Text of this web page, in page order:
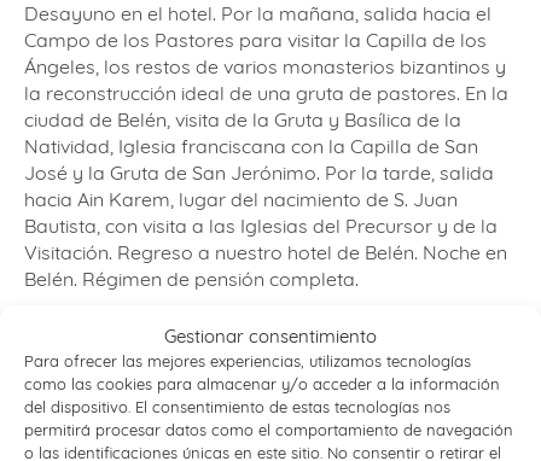
Gestionar consentimiento
Para ofrecer las mejores experiencias, utilizamos tecnologías
como las cookies para almacenar y/o acceder a la información
del dispositivo. El consentimiento de estas tecnologías nos
permitirá procesar datos como el comportamiento de navegación
o las identificaciones únicas en este sitio. No consentir o retirar el
Desayuno en el hotel. Por la mañana, salida hacia el
Campo de los Pastores para visitar la Capilla de los
Ángeles, los restos de varios monasterios bizantinos y
la reconstrucción ideal de una gruta de pastores. En la
ciudad de Belén, visita de la Gruta y Basílica de la
Natividad, Iglesia franciscana con la Capilla de San
José y la Gruta de San Jerónimo. Por la tarde, salida
hacia Ain Karem, lugar del nacimiento de S. Juan
Bautista, con visita a las Iglesias del Precursor y de la
Visitación. Regreso a nuestro hotel de Belén. Noche en
Belén. Régimen de pensión completa.
BELÉN – JERUSALÉN; Monte de los Olivos y
Monte Sion
Por la mañana saldremos hacia Jerusalén para visitar
el monte de los Olivos, cargado de recuerdos de la
vida de Jesús a través de sus muchos santuarios: